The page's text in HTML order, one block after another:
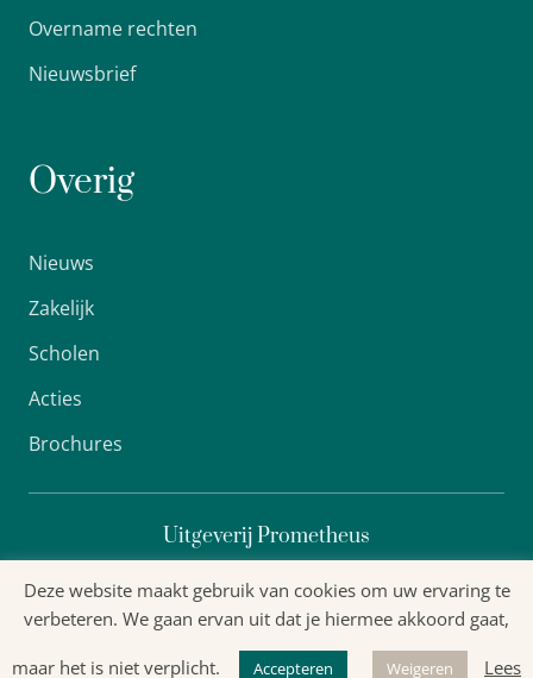
Overname rechten
Nieuwsbrief
Overig
Nieuws
Zakelijk
Scholen
Acties
Brochures
Uitgeverij Prometheus
Privacyverklaring
Algemene voorwaarden
Deze website maakt gebruik van cookies om uw ervaring te
verbeteren. We gaan ervan uit dat je hiermee akkoord gaat,
maar het is niet verplicht. Accepteren Weigeren Lees